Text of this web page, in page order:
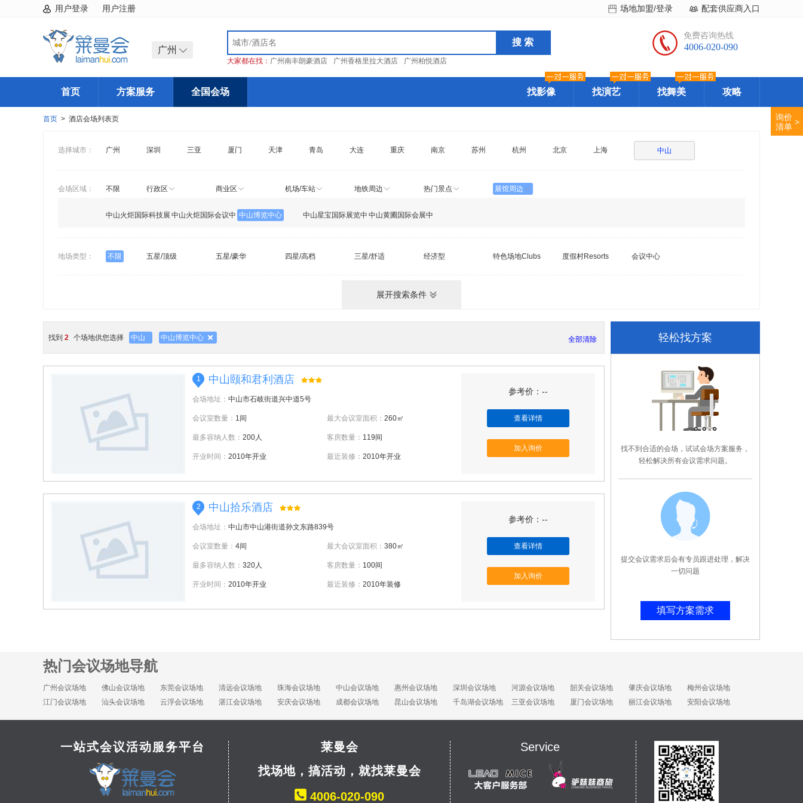
用户登录 用户注册 配套供应商入口
场地加盟/登录
广州
大家都在找： 广州南丰朗豪酒店 广州香格里拉大酒店 广州柏悦酒店
免费咨询热线
4006-020-090
首页 方案服务 全国会场 找影像 找演艺 找舞美 攻略
首页 > 酒店会场列表页
选择城市： 广州 深圳 三亚 厦门 天津 青岛 大连 重庆 南京 苏州 杭州 北京 上海 中山
会场区域： 不限 行政区 商业区 机场/车站 地铁周边 热门景点 展馆周边
中山火炬国际科技展 中山火炬国际会议中 中山博览中心 中山星宝国际展览中 中山黄圃国际会展中
地场类型：
不限 五星/顶级 五星/豪华 四星/高档 三星/舒适 经济型 特色场地Clubs 度假村Resorts 会议中心
展开搜索条件
找到 2 个场地供您选择 中山 中山博览中心 全部清除
1 中山颐和君利酒店
会场地址： 中山市石岐街道兴中道5号
会议室数量： 1间 最大会议室面积： 260㎡
最多容纳人数： 200人 客房数量： 119间
开业时间： 2010年开业 最近装修： 2010年开业
参考价：--
查看详情
加入询价
2 中山拾乐酒店
会场地址： 中山市中山港街道孙文东路839号
会议室数量： 4间 最大会议室面积： 380㎡
最多容纳人数： 320人 客房数量： 100间
开业时间： 2010年开业 最近装修： 2010年装修
参考价：--
查看详情
加入询价
轻松找方案
找不到合适的会场，试试会场方案服务，
轻松解决所有会议需求问题。
提交会议需求后会有专员跟进处理，解决
一切问题
填写方案需求
热门会议场地导航
广州会议场地 佛山会议场地 东莞会议场地 清远会议场地 珠海会议场地 中山会议场地 惠州会议场地 深圳会议场地 河源会议场地 韶关会议场地 肇庆会议场地
梅州会议场地
江门会议场地
汕头会议场地 云浮会议场地 湛江会议场地 安庆会议场地 成都会议场地 昆山会议场地 千岛湖会议场地 三亚会议场地 厦门会议场地 丽江会议场地 安阳会议场地
询价
清单 >
一站式会议活动服务平台
莱曼会
找场地，搞活动，就找莱曼会
4006-020-090
Service